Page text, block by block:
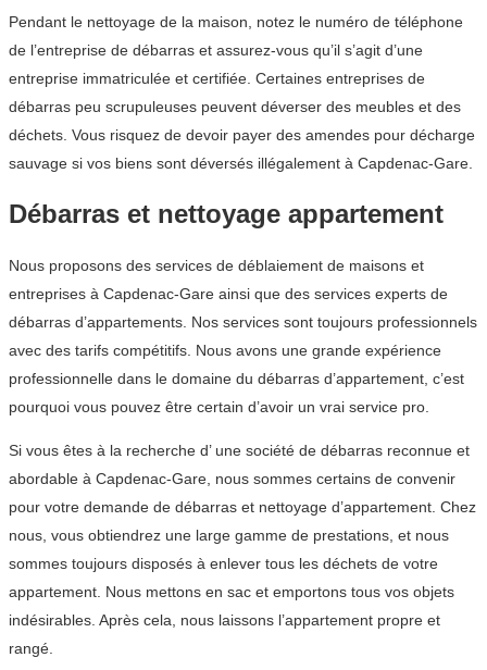
Pendant le nettoyage de la maison, notez le numéro de téléphone
de l’entreprise de débarras et assurez-vous qu’il s’agit d’une
entreprise immatriculée et certifiée. Certaines entreprises de
débarras peu scrupuleuses peuvent déverser des meubles et des
déchets. Vous risquez de devoir payer des amendes pour décharge
sauvage si vos biens sont déversés illégalement à Capdenac-Gare.
Débarras et nettoyage appartement
Nous proposons des services de déblaiement de maisons et
entreprises à Capdenac-Gare ainsi que des services experts de
débarras d’appartements. Nos services sont toujours professionnels
avec des tarifs compétitifs. Nous avons une grande expérience
professionnelle dans le domaine du débarras d’appartement, c’est
pourquoi vous pouvez être certain d’avoir un vrai service pro.
Si vous êtes à la recherche d’ une société de débarras reconnue et
abordable à Capdenac-Gare, nous sommes certains de convenir
pour votre demande de débarras et nettoyage d’appartement. Chez
nous, vous obtiendrez une large gamme de prestations, et nous
sommes toujours disposés à enlever tous les déchets de votre
appartement. Nous mettons en sac et emportons tous vos objets
indésirables. Après cela, nous laissons l’appartement propre et
rangé.